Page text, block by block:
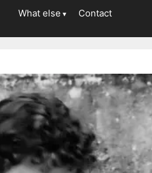
What else Contact